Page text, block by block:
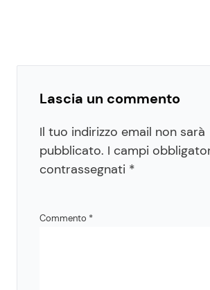
Lascia un commento
Il tuo indirizzo email non sarà
pubblicato. I campi
contrassegnati *
Commento *